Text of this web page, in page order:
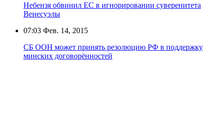
Небензя обвинил ЕС в игнорировании суверенитета
Венесуэлы
07:03 Фев. 14, 2015
СБ ООН может принять резолюцию РФ в поддержку
минских договорённостей